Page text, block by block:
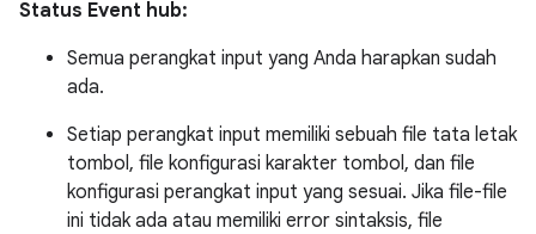
Status Event hub:
Semua perangkat input yang Anda harapkan sudah
ada.
Setiap perangkat input memiliki sebuah file tata letak
tombol, file konfigurasi karakter tombol, dan file
konfigurasi perangkat input yang sesuai. Jika file-file
ini tidak ada atau memiliki error sintaksis, file